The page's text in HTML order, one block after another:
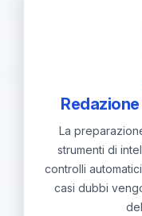
Animatore
preparare la
comunicare
consiglio di
compensi
La
strumenti di
controlli
casi dubbi